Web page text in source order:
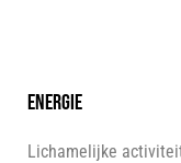
Energie
Lichamelijke